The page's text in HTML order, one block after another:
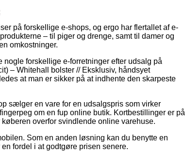
på forskellige e-shops, og ergo har flertallet af e-
– til piger og drenge, samt til damer og
omkostninger.
nogle forskellige e-forretninger efter udsalg på
– Whitehall bolster // Eksklusiv, håndsyet
at man er sikker på at indhente den skarpeste
sælger en vare for en udsalgspris som virker
om en fup online butik. Kortbestillinger er på
overfor svindlende online varehuse.
Som en anden løsning kan du benytte en
fordel i at godtgøre prisen senere.